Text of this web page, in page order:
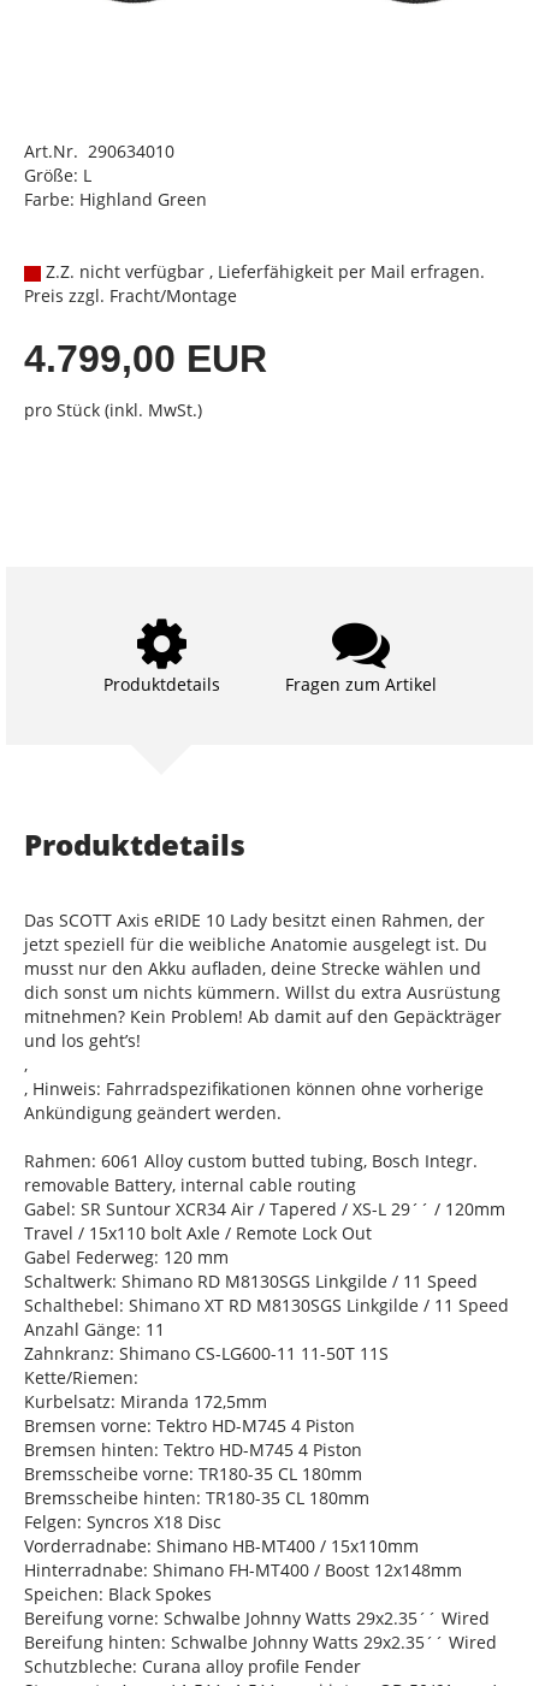
Art.Nr. 290634010
Größe: L
Farbe: Highland Green
Z.Z. nicht verfügbar , Lieferfähigkeit per Mail erfragen.
Preis zzgl. Fracht/Montage
4.799,00 EUR
pro Stück (inkl. MwSt.)
Produktdetails Fragen zum Artikel
Produktdetails
Das SCOTT Axis eRIDE 10 Lady besitzt einen Rahmen, der
jetzt speziell für die weibliche Anatomie ausgelegt ist. Du
musst nur den Akku aufladen, deine Strecke wählen und
dich sonst um nichts kümmern. Willst du extra Ausrüstung
mitnehmen? Kein Problem! Ab damit auf den Gepäckträger
und los geht’s!
,
, Hinweis: Fahrradspezifikationen können ohne vorherige
Ankündigung geändert werden.
Rahmen: 6061 Alloy custom butted tubing, Bosch Integr.
removable Battery, internal cable routing
Gabel: SR Suntour XCR34 Air / Tapered / XS-L 29´´ / 120mm
Travel / 15x110 bolt Axle / Remote Lock Out
Gabel Federweg: 120 mm
Schaltwerk: Shimano RD M8130SGS Linkgilde / 11 Speed
Schalthebel: Shimano XT RD M8130SGS Linkgilde / 11 Speed
Anzahl Gänge: 11
Zahnkranz: Shimano CS-LG600-11 11-50T 11S
Kette/Riemen:
Kurbelsatz: Miranda 172,5mm
Bremsen vorne: Tektro HD-M745 4 Piston
Bremsen hinten: Tektro HD-M745 4 Piston
Bremsscheibe vorne: TR180-35 CL 180mm
Bremsscheibe hinten: TR180-35 CL 180mm
Felgen: Syncros X18 Disc
Vorderradnabe: Shimano HB-MT400 / 15x110mm
Hinterradnabe: Shimano FH-MT400 / Boost 12x148mm
Speichen: Black Spokes
Bereifung vorne: Schwalbe Johnny Watts 29x2.35´´ Wired
Bereifung hinten: Schwalbe Johnny Watts 29x2.35´´ Wired
Schutzbleche: Curana alloy profile Fender